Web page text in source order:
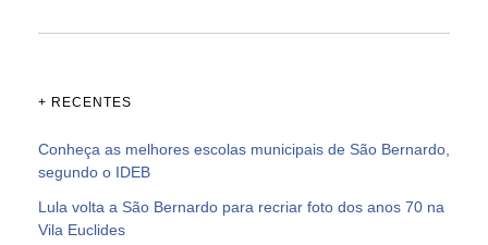
+ RECENTES
Conheça as melhores escolas municipais de São Bernardo,
segundo o IDEB
Lula volta a São Bernardo para recriar foto dos anos 70 na
Vila Euclides